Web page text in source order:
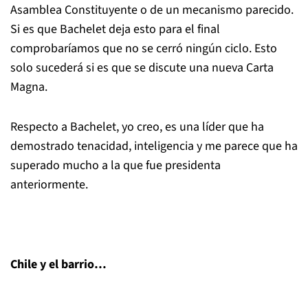
Asamblea Constituyente o de un mecanismo parecido.
Si es que Bachelet deja esto para el final
comprobaríamos que no se cerró ningún ciclo. Esto
solo sucederá si es que se discute una nueva Carta
Magna.
Respecto a Bachelet, yo creo, es una líder que ha
demostrado tenacidad, inteligencia y me parece que ha
superado mucho a la que fue presidenta
anteriormente.
Chile y el barrio…